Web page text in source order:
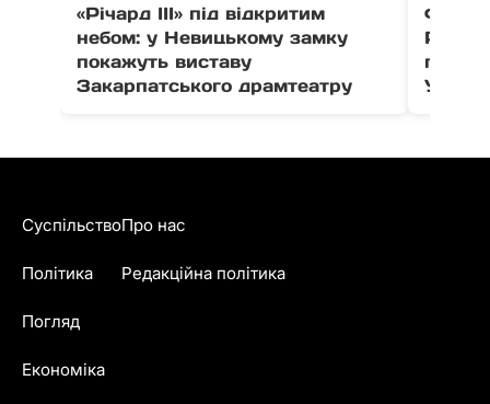
«Річард ІІІ» під відкритим
небом: у Невицькому замку
покажуть виставу
Закарпатського драмтеатру
Суспільство
Політика
Погляд
Економіка
Про нас
Редакційна політика